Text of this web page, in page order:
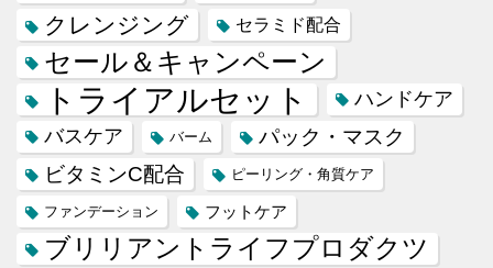
クレンジング セラミド配合
セール＆キャンペーン
トライアルセット
ハンドケア
バスケア
バーム
パック・マスク
ビタミンC配合
ピーリング・角質ケア
ファンデーション フットケア
ブリリアントライフプロダクツ